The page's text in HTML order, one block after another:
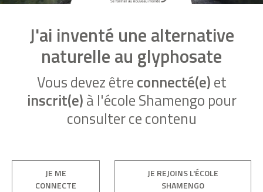
J'ai inventé une alternative
naturelle au glyphosate
Vous devez êtreconnecté(e)et
inscrit(e)à l'école Shamengo pour
consulter ce contenu
JE ME
CONNECTE
JE REJOINS L'ÉCOLE
SHAMENGO